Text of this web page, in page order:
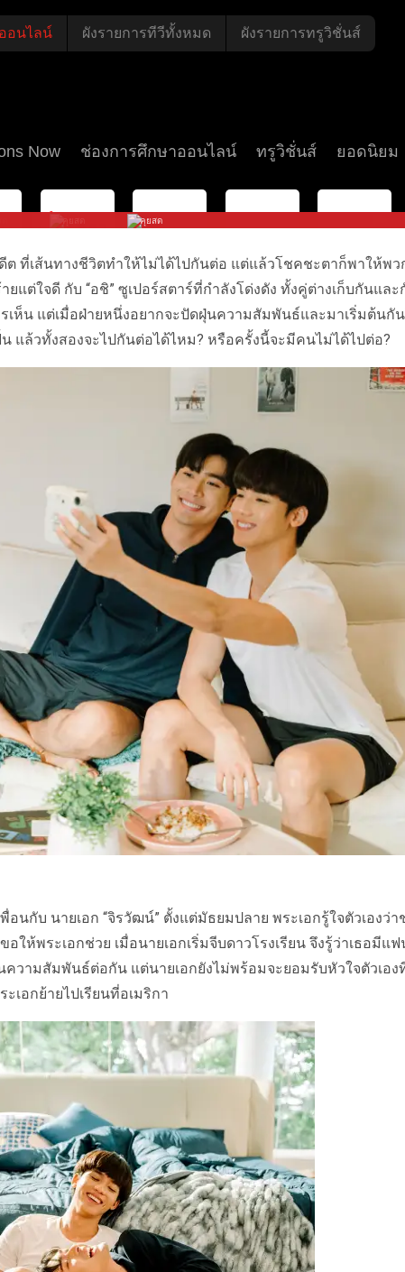
ต ที่เส้นทางชีวิตทำให้ไม่ได้ไปกันต่อ แต่แล้วโชคชะตาก็พาให้พว
แต่ใจดี กับ “อชิ” ซูเปอร์สตาร์ที่กำลังโด่งดัง ทั้งคู่ต่างเก็บกันและ
เห็น แต่เมื่อฝ่ายหนึ่งอยากจะปัดฝุ่นความสัมพันธ์และมาเริ่มต้นกั
แล้วทั้งสองจะไปกันต่อได้ไหม? หรือครั้งนี้จะมีคนไม่ได้ไปต่อ?
พื่อนกับ นายเอก “จิรวัฒน์” ตั้งแต่มัธยมปลาย พระเอกรู้ใจตัวเองว่
อให้พระเอกช่วย เมื่อนายเอกเริ่มจีบดาวโรงเรียน จึงรู้ว่าเธอมีแ
ความสัมพันธ์ต่อกัน แต่นายเอกยังไม่พร้อมจะยอมรับหัวใจตัวเอ
เอกย้ายไปเรียนที่อเมริกา